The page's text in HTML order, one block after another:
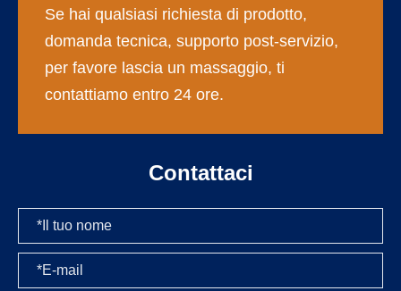
Se hai qualsiasi richiesta di prodotto,
domanda tecnica, supporto post-servizio,
per favore lascia un massaggio, ti
contattiamo entro 24 ore.
Contattaci